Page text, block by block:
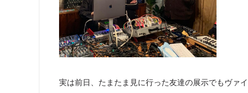
実は前日、たまたま見に行った友達の展示でもヴァ